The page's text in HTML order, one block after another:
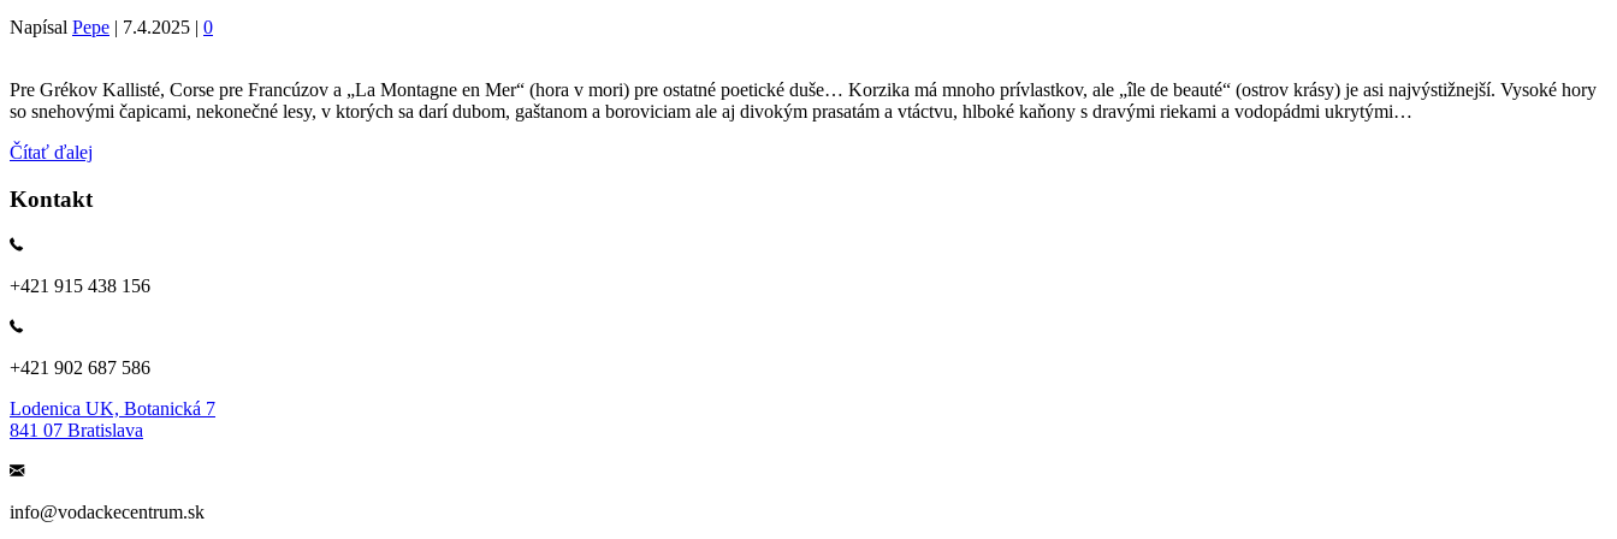
Napísal Pepe | 7.4.2025 | 0
Pre Grékov Kallisté, Corse pre Francúzov a „La Montagne en Mer“ (hora v mori) pre ostatné poetické duše… Korzika má mnoho prívlastkov, ale „île de beauté“ (ostrov krásy) je asi najvýstižnejší. Vysoké hory
so snehovými čapicami, nekonečné lesy, v ktorých sa darí dubom, gaštanom a boroviciam ale aj divokým prasatám a vtáctvu, hlboké kaňony s dravými riekami a vodopádmi ukrytými…
Čítať ďalej
Kontakt
+421 915 438 156
+421 902 687 586
Lodenica UK, Botanická 7
841 07 Bratislava
info@vodackecentrum.sk